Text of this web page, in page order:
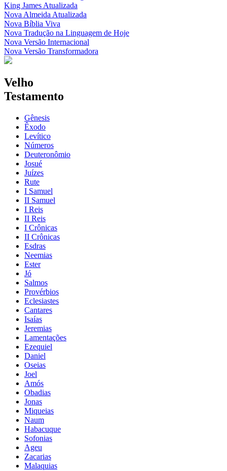
King James Atualizada
Nova Almeida Atualizada
Nova Bíblia Viva
Nova Tradução na Linguagem de Hoje
Nova Versão Internacional
Nova Versão Transformadora
Velho
Testamento
Gênesis
Êxodo
Levítico
Números
Deuteronômio
Josué
Juízes
Rute
I Samuel
II Samuel
I Reis
II Reis
I Crônicas
II Crônicas
Esdras
Neemias
Ester
Jó
Salmos
Provérbios
Eclesiastes
Cantares
Isaías
Jeremias
Lamentações
Ezequiel
Daniel
Oseias
Joel
Amós
Obadias
Jonas
Miqueias
Naum
Habacuque
Sofonias
Ageu
Zacarias
Malaquias